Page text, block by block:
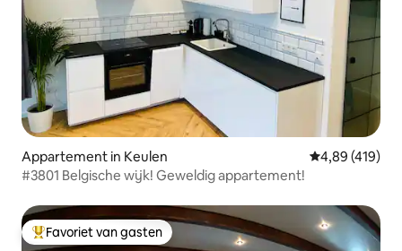
Appartement in Keulen Gemiddelde
4,89 (419)
#3801 Belgische wijk! Geweldig appartement!
Topfavoriet van gasten
Favoriet van gasten